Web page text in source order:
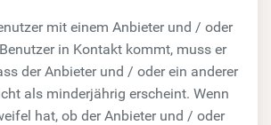
mit einem Anbieter und / oder
in Kontakt kommt, muss er
der Anbieter und / oder ein anderer
als minderjährig erscheint. Wenn
hat, ob der Anbieter und / oder